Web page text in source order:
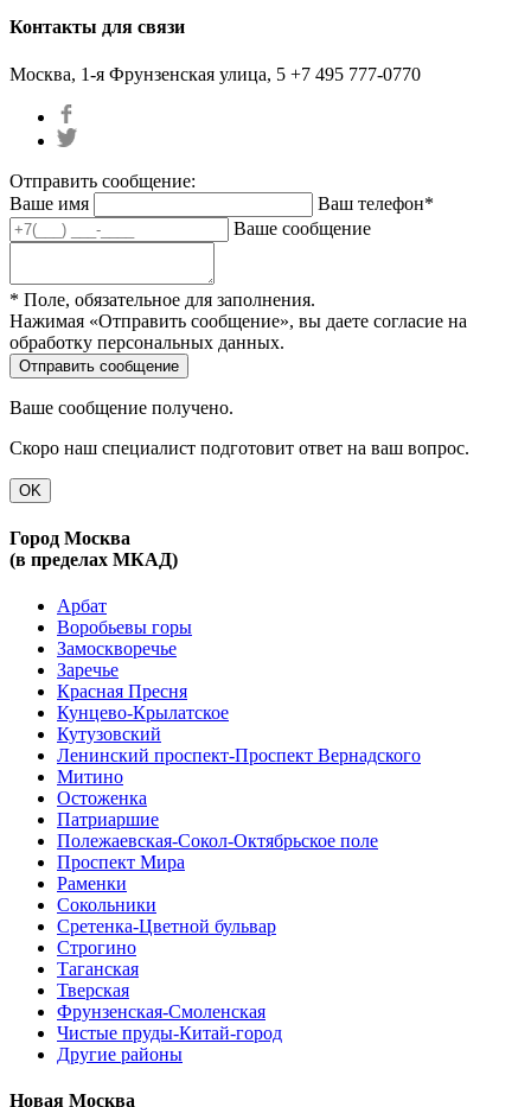
Контакты для связи
Москва, 1-я Фрунзенская улица, 5 +7 495 777-0770
Отправить сообщение:
Ваше имя
Ваш телефон*
Ваше сообщение
* Поле, обязательное для заполнения.
Нажимая «Отправить сообщение», вы даете согласие на
обработку персональных данных.
Ваше сообщение получено.
Скоро наш специалист подготовит ответ на ваш вопрос.
OK
Город Москва
(в пределах МКАД)
Арбат
Воробьевы горы
Замоскворечье
Заречье
Красная Пресня
Кунцево-Крылатское
Кутузовский
Ленинский проспект-Проспект Вернадского
Митино
Остоженка
Патриаршие
Полежаевская-Сокол-Октябрьское поле
Проспект Мира
Раменки
Сокольники
Сретенка-Цветной бульвар
Строгино
Таганская
Тверская
Фрунзенская-Смоленская
Чистые пруды-Китай-город
Другие районы
Новая Москва